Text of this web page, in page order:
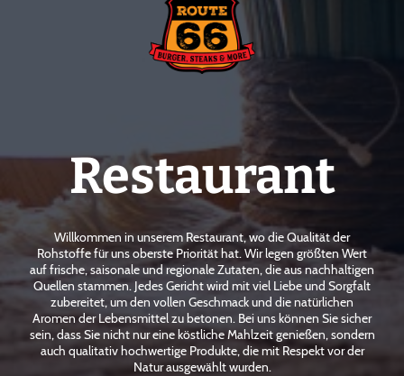
Restaurant
Willkommen in unserem Restaurant, wo die Qualität der
Rohstoffe für uns oberste Priorität hat. Wir legen größten Wert
auf frische, saisonale und regionale Zutaten, die aus nachhaltigen
Quellen stammen. Jedes Gericht wird mit viel Liebe und Sorgfalt
zubereitet, um den vollen Geschmack und die natürlichen
Aromen der Lebensmittel zu betonen. Bei uns können Sie sicher
sein, dass Sie nicht nur eine köstliche Mahlzeit genießen, sondern
auch qualitativ hochwertige Produkte, die mit Respekt vor der
Natur ausgewählt wurden.